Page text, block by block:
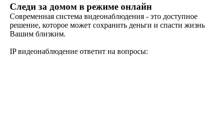
Следи за домом в режиме онлайн
Современная система видеонаблюдения - это доступное
решение, которое может сохранить деньги и спасти жизнь
Вашим близким.
IP видеонаблюдение ответит на вопросы: